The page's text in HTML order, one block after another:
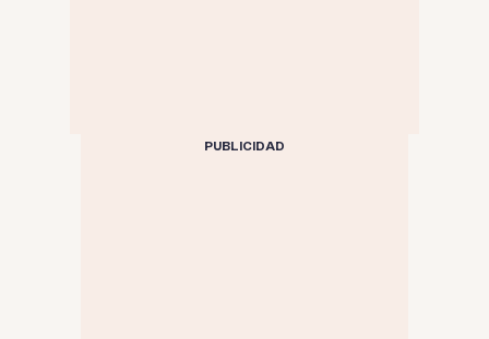
PUBLICIDAD